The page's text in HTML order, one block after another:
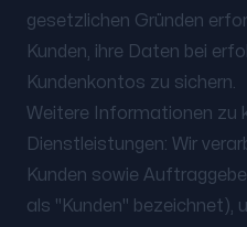
gesetzlichen Gründen
Kunden, ihre Daten bei
Kundenkontos zu sichern.
Weitere Informationen zu
Dienstleistungen: Wir
Kunden sowie
als "Kunden" bezeichnet),